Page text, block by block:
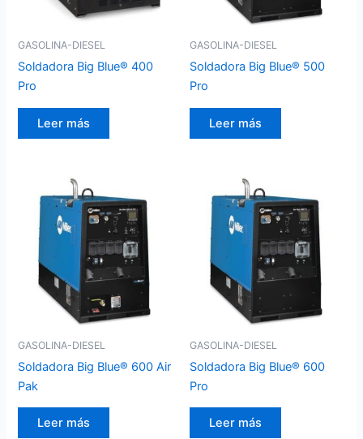
GASOLINA-DIESEL
Soldadora Big Blue® 400
Pro
Leer más
GASOLINA-DIESEL
Soldadora Big Blue® 500
Pro
Leer más
GASOLINA-DIESEL
Soldadora Big Blue® 600 Air
Pak
Leer más
GASOLINA-DIESEL
Soldadora Big Blue® 600
Pro
Leer más